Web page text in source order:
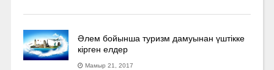
Әлем бойынша туризм дамуынан үштікке
кірген елдер
Мамыр 21, 2017